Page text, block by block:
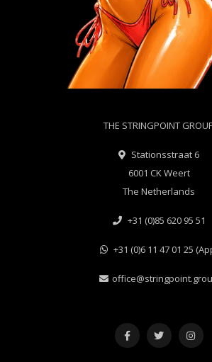
THE STRINGPOINT
Stationsstraat 6
6001 CK Weert
The Netherlands
+31 (0)85 620 95 51
+31 (0)6 11 47 01 25